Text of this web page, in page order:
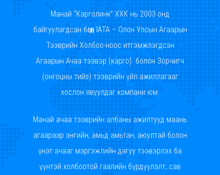
Манай “Карголинк” ХХК нь 2003 онд
байгуулагдсан бөгөөд IATA – Олон Улсын Агаарын
Тээврийн Холбоо-ноос итгэмжлэгдсэн
Агаарын Ачаа тээвэр (карго) болон Зорчигч
(онгоцны тийз) тээврийн үйл ажиллагааг
хослон явуулдаг компани юм.
Манай ачаа тээврийн албаны ажилтууд маань
агаараар энгийн, амьд амьтан, аюултай болон
үнэт ачааг мэргэжлийн дагуу тээвэрлэх ба
үүнтэй холбоотой гаалийн бүрдүүлэлт, сав